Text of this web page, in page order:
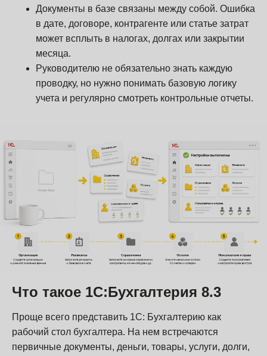
Документы в базе связаны между собой. Ошибка
в дате, договоре, контрагенте или статье затрат
может всплыть в налогах, долгах или закрытии
месяца.
Руководителю не обязательно знать каждую
проводку, но нужно понимать базовую логику
учета и регулярно смотреть контрольные отчеты.
Что такое 1С:Бухгалтерия 8.3
Проще всего представить 1С: Бухгалтерию как
рабочий стол бухгалтера. На нем встречаются
первичные документы, деньги, товары, услуги, долги,